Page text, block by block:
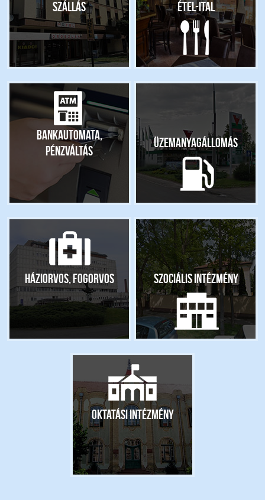
Szállás Étel-ital
Bankautomata,
pénzváltás
Üzemanyagállomás
Háziorvos, fogorvos Szociális intézmény
Oktatási intézmény